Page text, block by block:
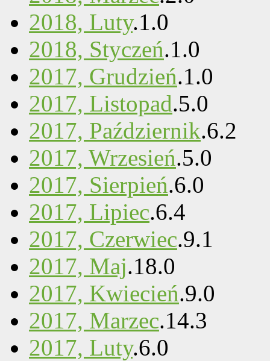
2018, Luty.1.0
2018, Styczeń.1.0
2017, Grudzień.1.0
2017, Listopad.5.0
2017, Październik.6.2
2017, Wrzesień.5.0
2017, Sierpień.6.0
2017, Lipiec.6.4
2017, Czerwiec.9.1
2017, Maj.18.0
2017, Kwiecień.9.0
2017, Marzec.14.3
2017, Luty.6.0